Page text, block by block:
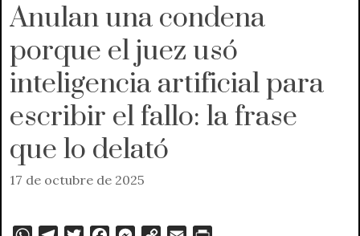
Anulan una condena
porque el juez usó
inteligencia artificial para
escribir el fallo: la frase
que lo delató
17 de octubre de 2025